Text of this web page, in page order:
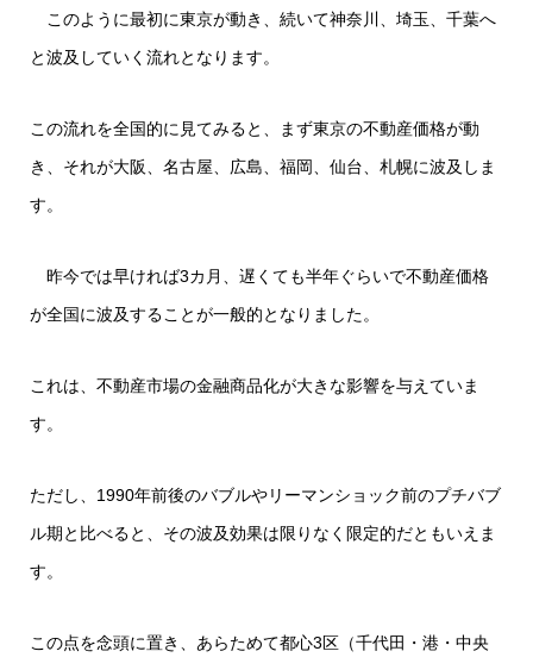
このように最初に東京が動き、続いて神奈川、埼玉、千葉へ
と波及していく流れとなります。
この流れを全国的に見てみると、まず東京の不動産価格が動
き、それが大阪、名古屋、広島、福岡、仙台、札幌に波及しま
す。
昨今では早ければ3カ月、遅くても半年ぐらいで不動産価格
が全国に波及することが一般的となりました。
これは、不動産市場の金融商品化が大きな影響を与えていま
す。
ただし、1990年前後のバブルやリーマンショック前のプチバブ
ル期と比べると、その波及効果は限りなく限定的だともいえま
す。
この点を念頭に置き、あらためて都心3区（千代田・港・中央